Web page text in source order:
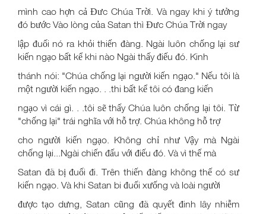
mình cao hợn cả Đưc Chúa Trời. Và ngay khi ý tưởng
đó bước Vào lòng của Satan thì Đưc Chúa Trời ngay
lập đuối nó ra khỏi thiến đàng. Ngài luôn chống lại sư
kiến ngạo bất kể khi nào Ngài thấy điếu đó. Kinh
thánh nói: "Chúa chống lại người kiến ngạo." Nếu tôi là
một người kiến ngạo. . .thi bất kể tôi có đang kiến
ngạo vì cái gì. . .tôi sẽ thấy Chúa luôn chống lại tôi. Từ
"chống lại" trái nghĩa với hỗ trợ. Chúa không hỗ trợ
cho người kiến ngạo. Không chỉ như Vậy mà Ngài
chống lại...Ngài chiến đấu với điếu đó. Và vì thế mà
Satan đã bị đuối đi. Trên thiến đàng không thế có sư
kiến ngạo. Và khi Satan bi đuối xưống và loài người
được tạo dưng, Satan cũng đã quyết đinh lây nhiễm